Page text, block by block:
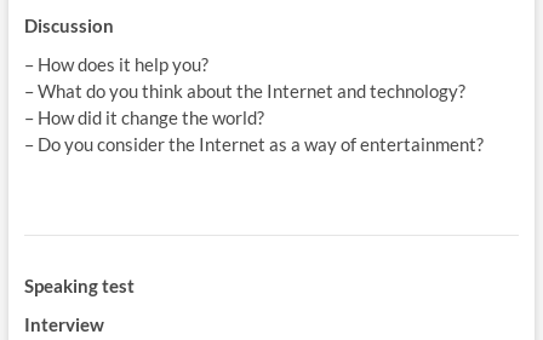
Discussion
– How does it help you?
– What do you think about the Internet and technology?
– How did it change the world?
– Do you consider the Internet as a way of entertainment?
Speaking test
Interview